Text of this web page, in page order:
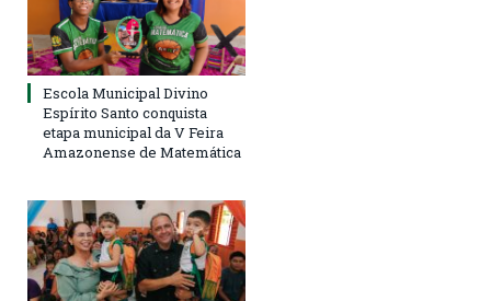
Escola Municipal Divino
Espírito Santo conquista
etapa municipal da V Feira
Amazonense de Matemática